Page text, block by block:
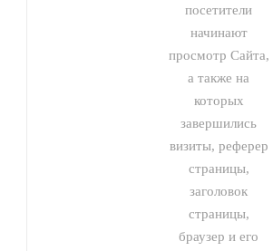
посетители
начинают
просмотр Сайта,
а также на
которых
завершились
визиты, реферер
страницы,
заголовок
страницы,
браузер и его